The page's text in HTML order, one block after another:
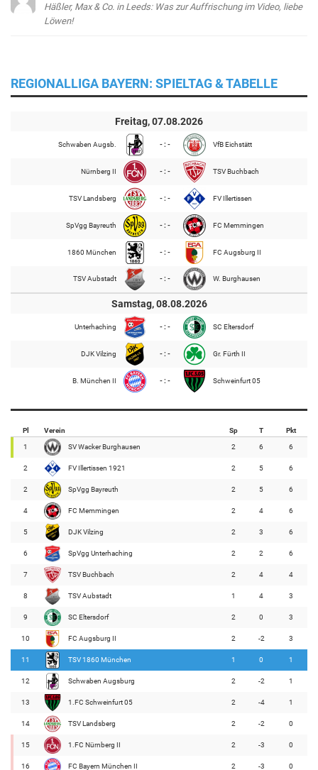
Häßler, Max & Co. in Leeds: Was zur Auffrischung im Video, liebe
Löwen!
REGIONALLIGA BAYERN: SPIELTAG & TABELLE
Freitag, 07.08.2026
Schwaben Augsb. - : - VfB Eichstätt
Nürnberg II - : - TSV Buchbach
TSV Landsberg - : - FV Illertissen
SpVgg Bayreuth - : - FC Memmingen
1860 München - : - FC Augsburg II
TSV Aubstadt - : - W. Burghausen
Samstag, 08.08.2026
Unterhaching - : - SC Eltersdorf
DJK Vilzing - : - Gr. Fürth II
B. München II - : - Schweinfurt 05
Pl Verein Sp T Pkt
1 SV Wacker Burghausen 2 6 6
2 FV Illertissen 1921 2 5 6
2 SpVgg Bayreuth 2 5 6
4 FC Memmingen 2 4 6
5 DJK Vilzing 2 3 6
6 SpVgg Unterhaching 2 2 6
7 TSV Buchbach 2 4 4
8 TSV Aubstadt 1 4 3
9 SC Eltersdorf 2 0 3
10 FC Augsburg II 2 -2 3
11 TSV 1860 München 1 0 1
12 Schwaben Augsburg 2 -2 1
13 1.FC Schweinfurt 05 2 -4 1
14 TSV Landsberg 2 -2 0
15 1.FC Nürnberg II 2 -3 0
16 FC Bayern München II 2 -3 0